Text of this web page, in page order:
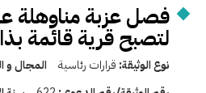
فصل عزبة مناوهلة
لتصبح قرية قائمة
نوع الوثيقة: قرارات رئاسية المجال و